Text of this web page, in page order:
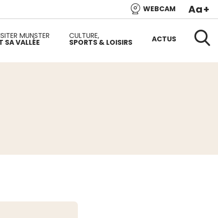
WEBCAM Aa+
et de l’une des plus belles vallées du versant
MUNSTER
SA VALLÉE
CULTURE,
SPORTS & LOISIRS ACTUS